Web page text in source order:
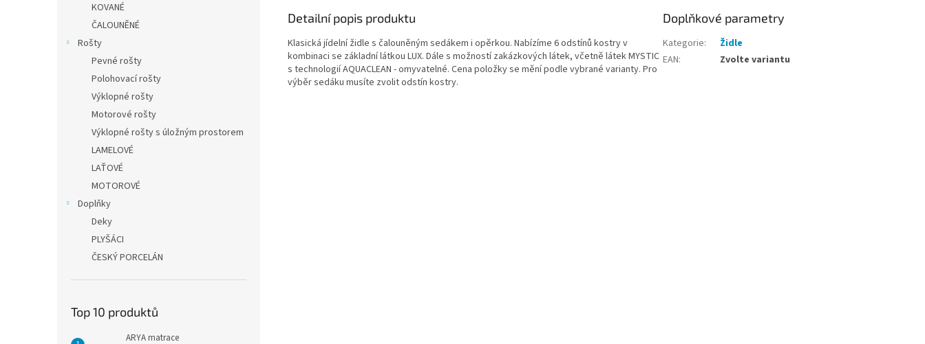
KOVANÉ
ČALOUNĚNÉ
Rošty
Pevné rošty
Polohovací rošty
Výklopné rošty
Motorové rošty
Výklopné rošty s úložným prostorem
LAMELOVÉ
LAŤOVÉ
MOTOROVÉ
Doplňky
Deky
PLYŠÁCI
ČESKÝ PORCELÁN
Top 10 produktů
ARYA matrace
Detailní popis produktu
Klasická jídelní židle s čalouněným sedákem i opěrkou. Nabízíme 6 odstínů kostry v
kombinaci se základní látkou LUX. Dále s možností zakázkových látek, včetně látek MYSTIC
s technologií AQUACLEAN - omyvatelné. Cena položky se mění podle vybrané varianty. Pro
výběr sedáku musíte zvolit odstín kostry.
Doplňkové parametry
Kategorie:
Židle
EAN: Zvolte variantu